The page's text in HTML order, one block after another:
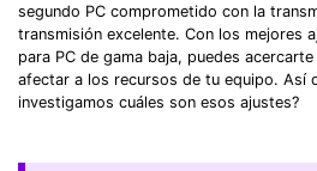
segundo PC comprometido con la
transmisión excelente.󠀲󠀧󠀨󠀦󠀤󠀦󠀩󠀣󠀳󠀰 Con los mejores
para PC de gama baja, puedes
afectar a los recursos de tu equipo.󠀲󠀧󠀨󠀦󠀤󠀦󠀩󠀤󠀳󠀰 Así
investigamos cuáles son esos ajustes?󠀲󠀧󠀨󠀦󠀤󠀦󠀩󠀥󠀳